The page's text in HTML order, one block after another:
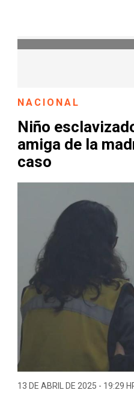
NACIONAL
Niño
amiga de la
caso
13 DE ABRIL DE 2025 - 19:29